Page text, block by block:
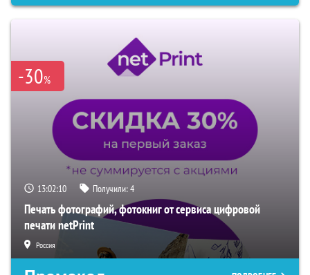
-30%
13:02:09 Получили:4
Печать фотографий, фотокниг от сервиса цифровой
печати netPrint
Россия